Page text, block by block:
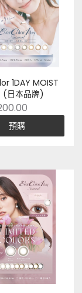
1DAY MOIST
日本品牌)
預購